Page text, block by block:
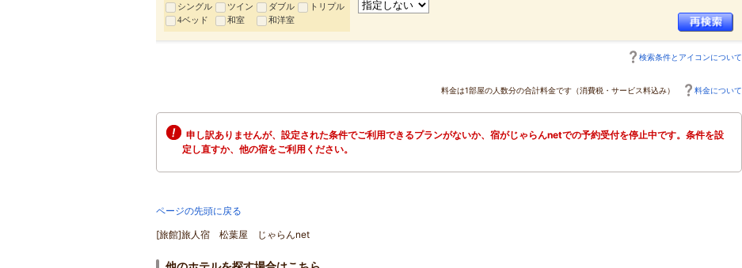
シングル ツイン ダブル
トリプル
4ベッド
和室 和洋室
検索条件とアイコンについて
料金は1部屋の人数分の合計料金です（消費税・サービス料込み） 料金について
申し訳ありませんが、設定された条件でご利用できるプランがないか、宿がじゃらんnetでの予約受付を停止中です。条件を設
定し直すか、他の宿をご利用ください。
ページの先頭に戻る
[旅館]旅人宿 松葉屋 じゃらんnet